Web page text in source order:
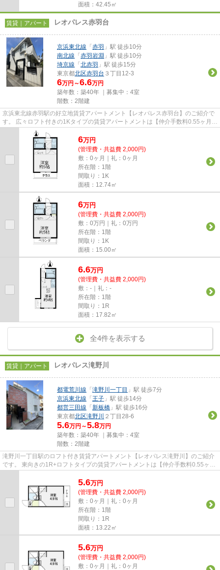
面積：42.45㎡
賃貸｜アパート レオパレス赤羽台
京浜東北線 「 赤羽 」駅 徒歩10分
南北線 「 赤羽岩淵 」駅 徒歩10分
埼京線 「 北赤羽 」駅 徒歩15分
東京都北区赤羽台 ３丁目12-3
6万円～6.6万円
築年数：築40年 ｜募集中： 4室
階数：2階建
京浜東北線赤羽駅の好立地賃貸アパートメント【レオパレス赤羽台】のご紹介で
す。 広々ロフト付きの1Kタイプの賃貸アパートメントは【仲介手数料0.55ヶ月】
です。 3駅3路線利用可能で...
6万円
(管理費・共益費 2,000円)
敷：0ヶ月｜礼：0ヶ月
所在階：1階
間取り：1K
面積：12.74㎡
6万円
(管理費・共益費 2,000円)
敷：0万円｜礼：0万円
所在階：1階
間取り：1K
面積：15.00㎡
6.6万円
(管理費・共益費 2,000円)
敷：-｜礼：-
所在階：1階
間取り：1R
面積：17.82㎡
全4件を表示する
賃貸｜アパート レオパレス滝野川
都電荒川線 「 滝野川一丁目 」駅 徒歩7分
京浜東北線 「 王子 」駅 徒歩14分
都営三田線 「 新板橋 」駅 徒歩16分
東京都北区滝野川 ２丁目28-6
5.6万円～5.8万円
築年数：築40年 ｜募集中： 4室
階数：2階建
滝野川一丁目駅のロフト付き賃貸アパートメント【レオパレス滝野川】のご紹介
です。 東向きの1R+ロフトタイプの賃貸アパートメントは【仲介手数料0.55ヶ
5.6万円
(管理費・共益費 2,000円)
敷：0ヶ月｜礼：0ヶ月
所在階：1階
間取り：1R
面積：13.22㎡
5.6万円
(管理費・共益費 2,000円)
敷：0ヶ月｜礼：0ヶ月